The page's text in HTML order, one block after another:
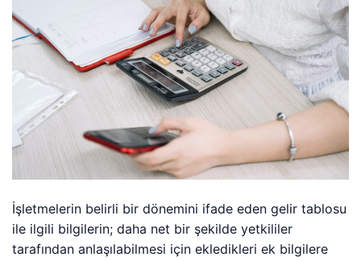
İşletmelerin belirli bir dönemini ifade eden gelir tablosu
ile ilgili bilgilerin; daha net bir şekilde yetkililer
tarafından anlaşılabilmesi için ekledikleri ek bilgilere